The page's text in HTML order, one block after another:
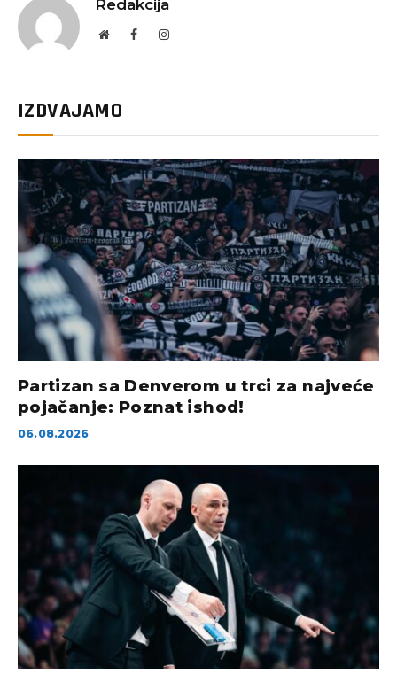
Redakcija
WebsiteFacebookInstagram
IZDVAJAMO
Partizan sa Denverom u trci za najveće
pojačanje: Poznat ishod!
06.08.2026